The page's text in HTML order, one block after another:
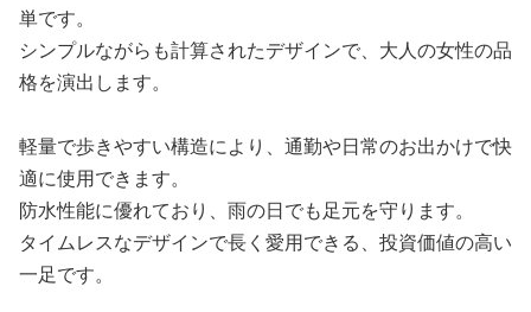
単です。
シンプルながらも計算されたデザインで、大人の女性の品
格を演出します。
軽量で歩きやすい構造により、通勤や日常のお出かけで快
適に使用できます。
防水性能に優れており、雨の日でも足元を守ります。
タイムレスなデザインで長く愛用できる、投資価値の高い
一足です。